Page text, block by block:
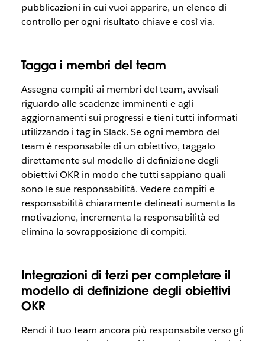
pubblicazioni in cui vuoi apparire, un elenco di
controllo per ogni risultato chiave e così via.
Tagga i membri del team
Assegna compiti ai membri del team, avvisali
riguardo alle scadenze imminenti e agli
aggiornamenti sui progressi e tieni tutti informati
utilizzando i tag in Slack. Se ogni membro del
team è responsabile di un obiettivo, taggalo
direttamente sul modello di definizione degli
obiettivi OKR in modo che tutti sappiano quali
sono le sue responsabilità. Vedere compiti e
responsabilità chiaramente delineati aumenta la
motivazione, incrementa la responsabilità ed
elimina la sovrapposizione di compiti.
Integrazioni di terzi per completare il
modello di definizione degli obiettivi
OKR
Rendi il tuo team ancora più responsabile verso gli